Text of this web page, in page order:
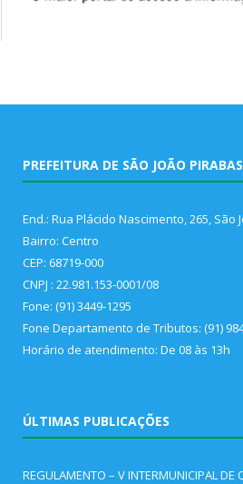
PREFEITURA DE SÃO JOÃO PIRABAS
End.: Rua Plácido Nascimento, 265, São
Bairro: Centro
CEP: 68719-000
CNPJ : 22.981.153-0001/08
Fone: (91) 3449-1295
Fone Departamento de Tributos: (91)
Horário de atendimento: De 08 às 13h
ÚLTIMAS PUBLICAÇÕES
REGULAMENTO – V INTERMUNICIPAL DE